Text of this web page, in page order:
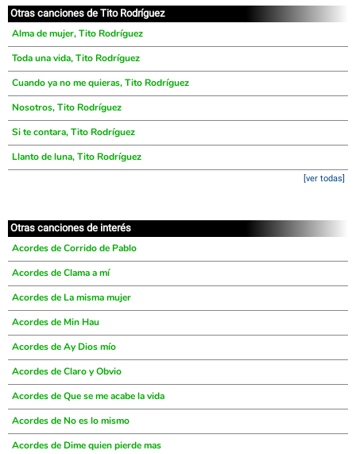
Otras canciones de Tito Rodríguez
Alma de mujer, Tito Rodríguez
Toda una vida, Tito Rodríguez
Cuando ya no me quieras, Tito Rodríguez
Nosotros, Tito Rodríguez
Si te contara, Tito Rodríguez
Llanto de luna, Tito Rodríguez
[ver todas]
Otras canciones de interés
Acordes de Corrido de Pablo
Acordes de Clama a mí
Acordes de La misma mujer
Acordes de Min Hau
Acordes de Ay Dios mío
Acordes de Claro y Obvio
Acordes de Que se me acabe la vida
Acordes de No es lo mismo
Acordes de Dime quien pierde mas